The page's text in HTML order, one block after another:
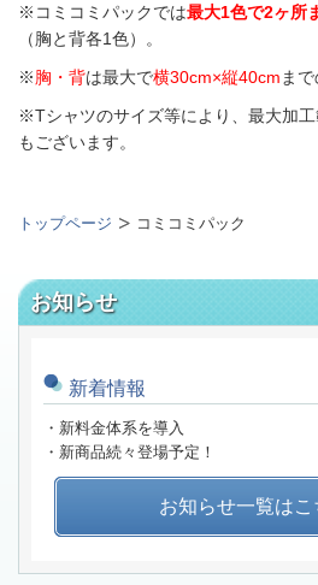
※コミコミパックでは最大1色で2ヶ所
（胸と背各1色）。
※胸・背は最大で横30cm×縦40cm ま
※Tシャツのサイズ等により、最大加
もございます。
トップページ コミコミパック
お知らせ
新着情報
・新料金体系を導入
・新商品続々登場予定！
お知らせ一覧はこ